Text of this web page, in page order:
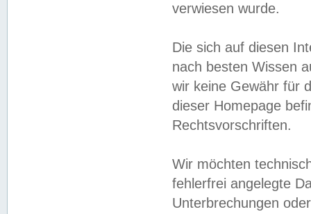
verwiesen wurde.
Die sich auf diesen
nach besten Wissen
wir keine Gewähr für
dieser Homepage
Rechtsvorschriften.
Wir möchten
fehlerfrei angelegte
Unterbrechungen